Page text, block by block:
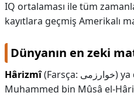
IQ ortalaması ile tüm
kayıtlara geçmiş Amerikalı
Dünyanın en zeki
Hârizmî(Farsça: خوارزمی) ya da tam adıyla Ebû Ca'fer
Muhammed bin Mûsâ el-